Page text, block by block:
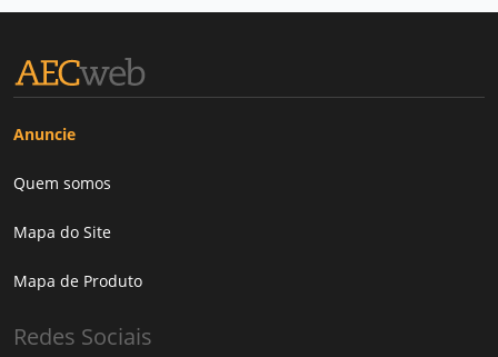
Anuncie
Quem somos
Mapa do Site
Mapa de Produto
Redes Sociais